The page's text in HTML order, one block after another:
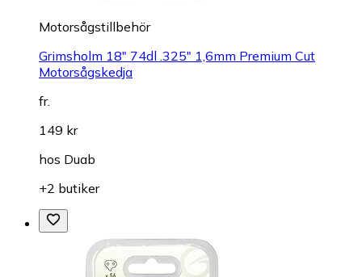
Motorsågstillbehör
Grimsholm 18" 74dl .325" 1,6mm Premium Cut
Motorsågskedja
fr.
149 kr
hos Duab
+2 butiker